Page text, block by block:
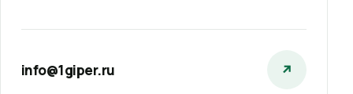
info@1giper.ru ↗